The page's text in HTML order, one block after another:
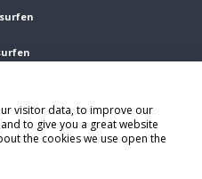
visitor data, to improve our
to give you a great website
the cookies we use open the